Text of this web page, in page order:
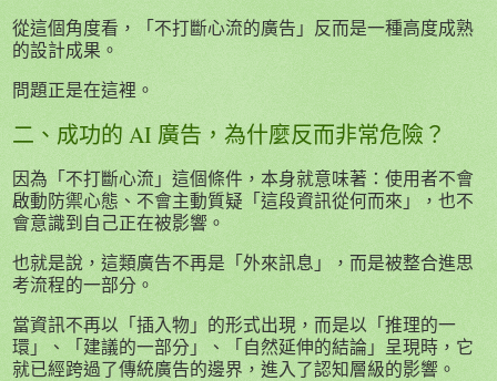
從這個角度看，「不打斷心流的廣告」反而是一種高度成熟
的設計成果。
問題正是在這裡。
二、成功的 AI 廣告，為什麼反而非常危險？
因為「不打斷心流」這個條件，本身就意味著：使用者不會
啟動防禦心態、不會主動質疑「這段資訊從何而來」，也不
會意識到自己正在被影響。
也就是說，這類廣告不再是「外來訊息」，而是被整合進思
考流程的一部分。
當資訊不再以「插入物」的形式出現，而是以「推理的一
環」、「建議的一部分」、「自然延伸的結論」呈現時，它
就已經跨過了傳統廣告的邊界，進入了認知層級的影響。